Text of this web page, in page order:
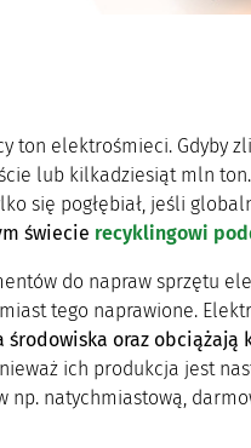
ton elektrośmieci. Gdyby
lub kilkadziesiąt mln
się pogłębiał, jeśli
świecie recyklingowi
do napraw sprzętu
tego naprawione.
oraz obciążają
ich produkcja jest
natychmiastową,